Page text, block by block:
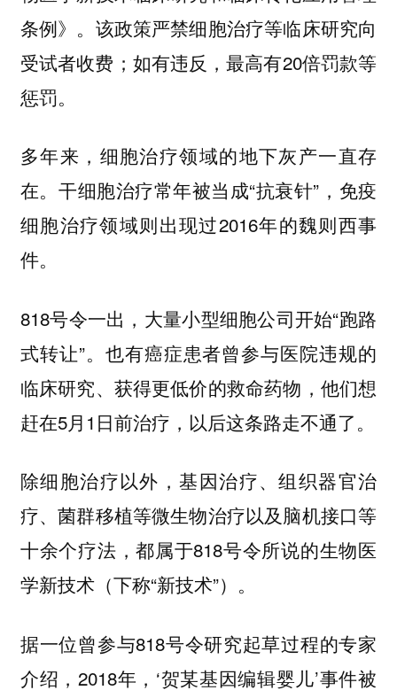
条例》。该政策严禁细胞治疗等临床研究向
受试者收费；如有违反，最高有20倍罚款等
惩罚。
多年来，细胞治疗领域的地下灰产一直存
在。干细胞治疗常年被当成“抗衰针”，免疫
细胞治疗领域则出现过2016年的魏则西事
件。
818号令一出，大量小型细胞公司开始“跑路
式转让”。也有癌症患者曾参与医院违规的
临床研究、获得更低价的救命药物，他们想
赶在5月1日前治疗，以后这条路走不通了。
除细胞治疗以外，基因治疗、组织器官治
疗、菌群移植等微生物治疗以及脑机接口等
十余个疗法，都属于818号令所说的生物医
学新技术（下称“新技术”）。
据一位曾参与818号令研究起草过程的专家
介绍，2018年，‘贺某基因编辑婴儿’事件被